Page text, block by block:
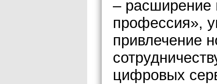
– расширение
профессия»,
привлечение
цифровых